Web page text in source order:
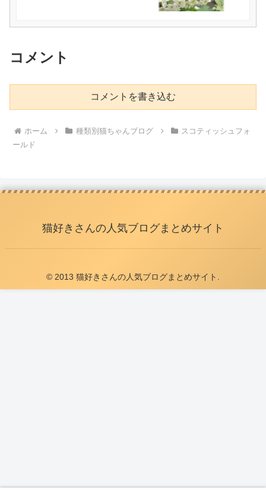
コメント
コメントを書き込む
ホーム 種類別猫ちゃんブログ
スコティッシュフォ
ールド
猫好きさんの人気ブログまとめサイト
© 2013 猫好きさんの人気ブログまとめサイト.